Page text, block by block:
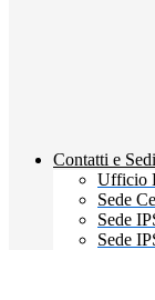
Contatti e Sedi
Ufficio
Sede
Sede
Sede